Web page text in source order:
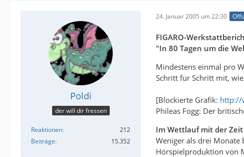
Poldi
der will dir fressen
Reaktionen
212
Beiträge
15.352
24. Januar 2005 um 22:30
FIGARO-
"In 80 Tagen um die
Mindestens einmal pro
Schritt für Schritt mit,
[Blockierte Grafik: http://
Phileas Fogg: Der
Im Wettlauf mit der Zeit
Weniger als drei Monate
Hörspielproduktion von